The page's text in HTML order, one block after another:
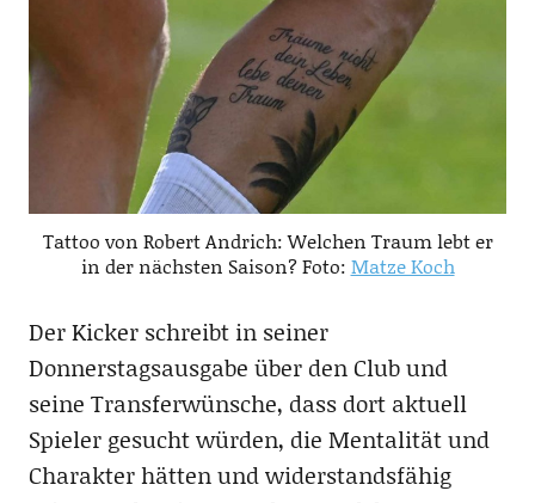
Tattoo von Robert Andrich: Welchen Traum lebt er
in der nächsten Saison? Foto: Matze Koch
Der Kicker schreibt in seiner
Donnerstagsausgabe über den Club und
seine Transferwünsche, dass dort aktuell
Spieler gesucht würden, die Mentalität und
Charakter hätten und widerstandsfähig